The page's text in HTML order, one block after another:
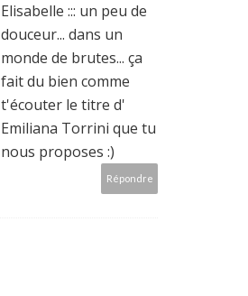
Elisabelle ::: un peu de
douceur... dans un
monde de brutes... ça
fait du bien comme
t'écouter le titre d'
Emiliana Torrini que tu
nous proposes :)
Répondre